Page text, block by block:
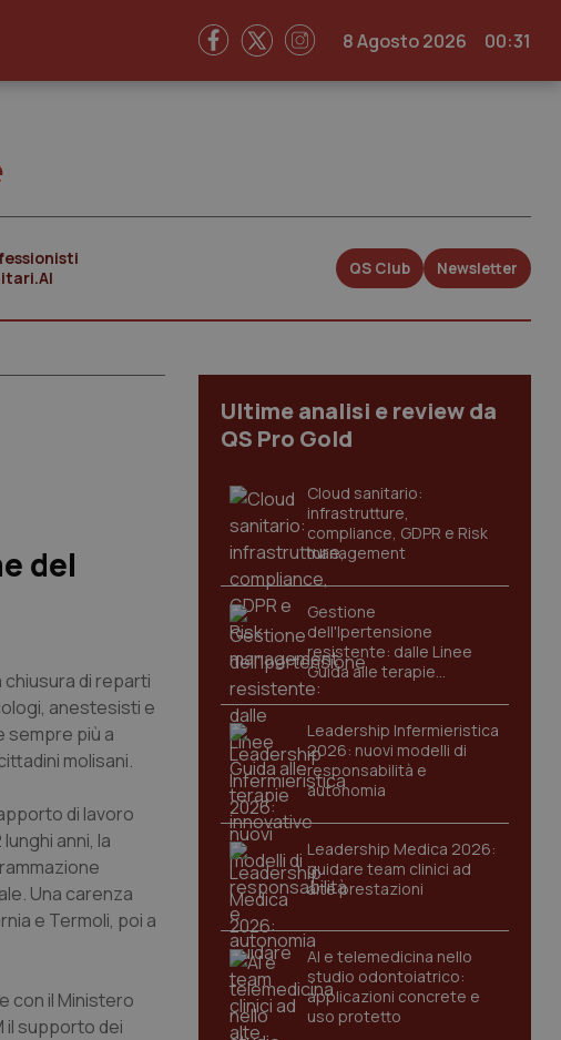
8 Agosto 2026 00:31
QS Club Newsletter
del
di reparti
anestesisti e
sempre più a
molisani.
di lavoro
anni, la
Una carenza
e Termoli, poi a
con il Ministero
il supporto dei
Ultime analisi e review da
QS Pro Gold
Cloud sanitario:
infrastrutture,
compliance, GDPR e Risk
management
Gestione
dell'Ipertensione
resistente: dalle Linee
Guida alle terapie
innovative
Leadership Infermieristica
2026: nuovi modelli di
responsabilità e
autonomia
Leadership Medica 2026:
guidare team clinici ad
alte prestazioni
AI e telemedicina nello
studio odontoiatrico:
applicazioni concrete e
uso protetto